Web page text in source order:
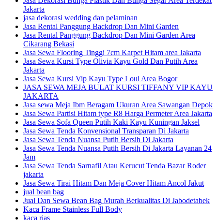
Jakarta
jasa dekorasi wedding dan pelaminan
Jasa Rental Panggung Backdrop Dan Mini Garden
Jasa Rental Panggung Backdrop Dan Mini Garden Area
Cikarang Bekasi
Jasa Sewa Flooring Tinggi 7cm Karpet Hitam area Jakarta
Jasa Sewa Kursi Type Olivia Kayu Gold Dan Putih Area
Jakarta
Jasa Sewa Kursi Vip Kayu Type Loui Area Bogor
JASA SEWA MEJA BULAT KURSI TIFFANY VIP KAYU
JAKARTA
Jasa sewa Meja Ibm Beragam Ukuran Area Sawangan Depok
Jasa Sewa Partisi Hitam type R8 Harga Permeter Area Jakarta
Jasa Sewa Sofa Queen Putih Kaki Kayu Kuningan Jaksel
Jasa Sewa Tenda Konvensional Transparan Di Jakarta
Jasa Sewa Tenda Nuansa Putih Bersih Di Jakarta
Jasa Sewa Tenda Nuansa Putih Bersih Di Jakarta Layanan 24
Jam
Jasa Sewa Tenda Sarnafil Atau Kerucut Tenda Bazar Roder
jakarta
Jasa Sewa Tirai Hitam Dan Meja Cover Hitam Ancol Jakut
jual bean bag
Jual Dan Sewa Bean Bag Murah Berkualitas Di Jabodetabek
Kaca Frame Stainless Full Body
kaca rias